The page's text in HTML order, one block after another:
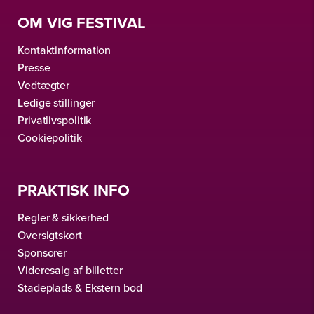
OM VIG FESTIVAL
Kontaktinformation
Presse
Vedtægter
Ledige stillinger
Privatlivspolitik
Cookiepolitik
PRAKTISK INFO
Regler & sikkerhed
Oversigtskort
Sponsorer
Videresalg af billetter
Stadeplads & Ekstern bod